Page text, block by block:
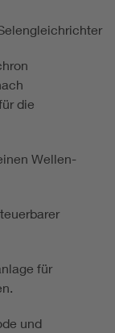
die
Wellen-
für
und